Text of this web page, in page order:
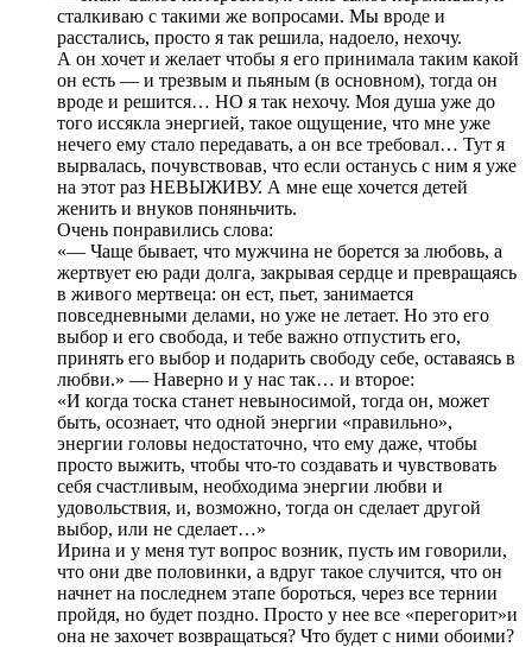
сталкиваю с такими же вопросами. Мы вроде и
расстались, просто я так решила, надоело, нехочу.
А он хочет и желает чтобы я его принимала таким какой
он есть — и трезвым и пьяным (в основном), тогда он
вроде и решится… НО я так нехочу. Моя душа уже до
того иссякла энергией, такое ощущение, что мне уже
нечего ему стало передавать, а он все требовал… Тут я
вырвалась, почувствовав, что если останусь с ним я уже
на этот раз НЕВЫЖИВУ. А мне еще хочется детей
женить и внуков поняньчить.
Очень понравились слова:
«— Чаще бывает, что мужчина не борется за любовь, а
жертвует ею ради долга, закрывая сердце и превращаясь
в живого мертвеца: он ест, пьет, занимается
повседневными делами, но уже не летает. Но это его
выбор и его свобода, и тебе важно отпустить его,
принять его выбор и подарить свободу себе, оставаясь в
любви.» — Наверно и у нас так… и второе:
«И когда тоска станет невыносимой, тогда он, может
быть, осознает, что одной энергии «правильно»,
энергии головы недостаточно, что ему даже, чтобы
просто выжить, чтобы что-то создавать и чувствовать
себя счастливым, необходима энергии любви и
удовольствия, и, возможно, тогда он сделает другой
выбор, или не сделает…»
Ирина и у меня тут вопрос возник, пусть им говорили,
что они две половинки, а вдруг такое случится, что он
начнет на последнем этапе бороться, через все тернии
пройдя, но будет поздно. Просто у нее все «перегорит»и
она не захочет возвращаться? Что будет с ними обоими?